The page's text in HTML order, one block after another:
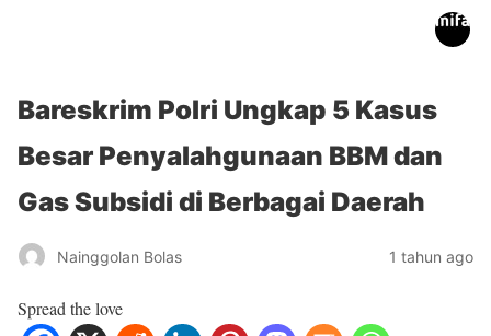
Bareskrim Polri Ungkap 5 Kasus
Besar Penyalahgunaan BBM dan
Gas Subsidi di Berbagai Daerah
Nainggolan Bolas 1 tahun ago
Spread the love